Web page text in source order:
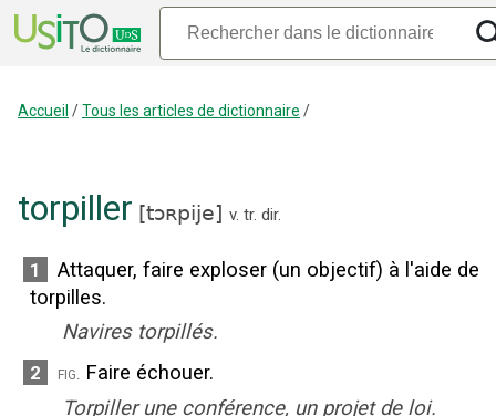
Accueil /Tous les articles de dictionnaire /
torpiller [tɔʀpije] v. tr. dir.
1
Attaquer, faire exploser (un objectif) à l'aide de
torpilles.
Navires torpillés.
2 fig. Faire échouer.
Torpiller une conférence, un projet de loi.